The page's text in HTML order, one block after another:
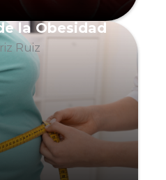
la Obesidad
Ruiz